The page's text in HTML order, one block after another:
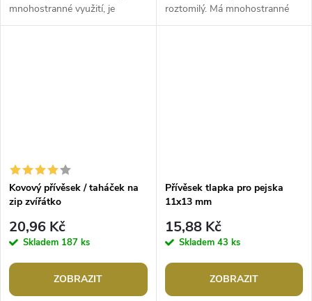
mnohostranné využití, je
jednostranný, z
roztomilý. Má mnohostranné
využití, je jednostranný, z
Kovový přívěsek / taháček na
zip zvířátko
20,96 Kč
Skladem 187 ks
ZOBRAZIT
Přívěsek tlapka pro pejska
11x13 mm
15,88 Kč
Skladem 43 ks
ZOBRAZIT